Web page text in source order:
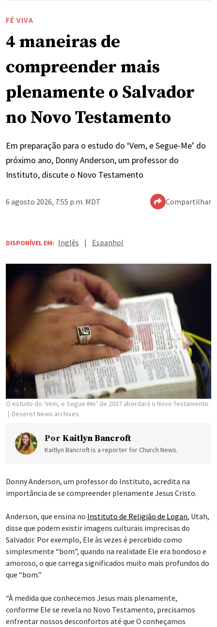
FÉ VIVA
4 maneiras de
compreender mais
plenamente o Salvador
no Novo Testamento
Em preparação para o estudo do ‘Vem, e Segue-Me’ do
próximo ano, Donny Anderson, um professor do
Instituto, discute o Novo Testamento
6 agosto 2026, 7:55 p.m. MDT Compartilhar
DISPONÍVEL EM: Inglês | Espanhol
O estudo do ‘Vem, e Segue-Me’ de 2027 abordará o Novo Testamento.
Deseret News archives
Por Kaitlyn Bancroft
Kaitlyn Bancroft is a reporter for Church News.
Donny Anderson, um professor do Instituto, acredita na
importância de se compreender plenamente Jesus Cristo.
Anderson, que ensina no Instituto de Religião de Logan, Utah,
disse que podem existir imagens culturais imprecisas do
Salvador. Por exemplo, Ele às vezes é percebido como
simplesmente “bom”, quando na realidade Ele era bondoso e
amoroso, o que carrega significados muito mais profundos do
que “bom.”
“À medida que conhecemos Jesus mais plenamente,
conforme Ele se revela no Novo Testamento, precisamos
enfrentar nossos desconfortos até que O conheçamos